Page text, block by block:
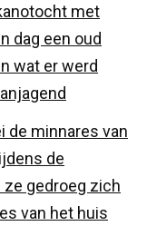
met
dag een oud
wat er werd
de minnares van
de
gedroeg zich
van het huis